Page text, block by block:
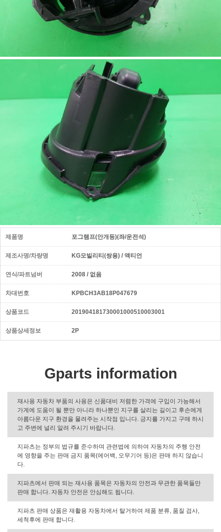
제품명 포그램프(안개등)(좌/운전석)
제조사명/차량명 KG모빌리티(쌍용) / 액티언
연식/파트넘버 2008 / 없음
차대번호 KPBCH3AB18P047679
상품코드 201904181730001000510003001
상품상세정보 2P
Gparts information
재사용 자동차 부품의 사용은 신품대비 저렴한 가격에 구입이 가능해서
가계에 도움이 될 뿐만 아니라 하나뿐인 지구를 살리는 길이고 후손에게
아름다운 지구 환경을 물려주는 시작점 입니다. 긍지를 가지고 구매 하시
고 주변에 널리 알려 주시기 바랍니다.
지파츠는 정부의 법규를 준수하며 관련법에 의하여 자동차의 주행 안전
에 영향을 주는 판매 금지 품목(에어백, 오무기어 등)은 판매 하지 않습니
다.
지파츠에서 판매 되는 재사용 품목은 자동차의 안전과 무관한 품목들만
판매 합니다. 자동차 안전은 안심해도 됩니다.
지파츠 판매 상품은 재활용 자동차에서 탈거하여 제품 분류, 품질 검사,
세척후에 판매 합니다.